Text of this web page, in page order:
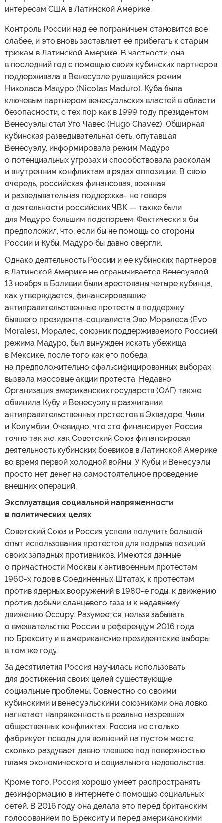
интересам США в Латинской Америке.
Контроль России над ее пограничьем становится все
слабее, и это вновь заставляет ее прибегать к старым
трюкам в Латинской Америке. В частности, она
в последний год с помощью своих кубинских партнеров
поддерживала в Венесуэле рушащийся режим
Николаса Мадуро (Nicolas Maduro). Куба была
ключевым партнером венесуэльских властей в области
безопасности, с тех пор как в 1999 году президентом
Венесуэлы стал Уго Чавес (Hugo Chavez). Обширная
кубинская разведывательная сеть, опутавшая
Венесуэлу, информировала режим Мадуро
о потенциальных угрозах и способствовала расколам
и внутренним конфликтам в рядах оппозиции. В свою
очередь, российская финансовая, военная
и разведывательная поддержка- не говоря
о деятельности российских ЧВК — также были
для Мадуро большим подспорьем. Фактически я бы
предположил, что, если бы не помощь со стороны
России и Кубы, Мадуро бы давно свергли.
Однако деятельность России и ее кубинских партнеров
в Латинской Америке не ограничивается Венесуэлой.
13 ноября в Боливии были арестованы четыре кубинца,
как утверждается, финансировавшие
антиправительственные протесты в поддержку
бывшего президента-социалиста Эво Моралеса (Evo
Morales). Моралес, союзник поддерживаемого Россией
режима Мадуро, был вынужден искать убежища
в Мексике, после того как его победа
на предположительно сфальсифицированных выборах
вызвала массовые акции протеста. Недавно
Организация американских государств (ОАГ) также
обвинила Кубу и Венесуэлу в разжигании
антиправительственных протестов в Эквадоре, Чили
и Колумбии. Очевидно, что это финансирует Россия
точно так же, как Советский Союз финансировал
деятельность кубинских боевиков в Латинской Америке
во время первой холодной войны. У Кубы и Венесуэлы
просто нет денег на самостоятельное проведение
внешних операций.
Эксплуатация социальной напряженности
в политических целях
Советский Союз и Россия успели получить большой
опыт использования протестов для подрыва позиций
своих западных противников. Имеются данные
о причастности Москвы к антивоенным протестам
1960-х годов в Соединенных Штатах, к протестам
против ядерных вооружений в 1980-е годы, к движению
против добычи сланцевого газа и к недавнему
движению Occupy. Разумеется, нельзя забывать
о вмешательстве России в референдум 2016 года
по Брекситу и в американские президентские выборы
в том же году.
За десятилетия Россия научилась использовать
для достижения своих целей существующие
социальные проблемы. Совместно со своими
кубинскими и венесуэльскими союзниками она ловко
нагнетает напряженность в реально назревших
общественных конфликтах. Россия не столько
фабрикует поводы для волнений на пустом месте,
сколько раздувает давно тлевшее под поверхностью
пламя экономического и социального недовольства.
Кроме того, Россия хорошо умеет распространять
дезинформацию в интернете с помощью социальных
сетей. В 2016 году она делала это перед британским
голосованием по Брекситу и перед американскими